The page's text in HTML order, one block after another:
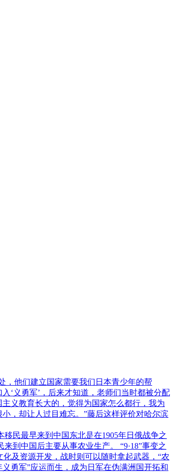
，他们建立国家需要我们日本青少年的帮
‘义勇军’，后来才知道，老师们当时都被分配
义教育长大的，觉得为国家怎么都行，我为
，却让人过目难忘。”藤后这样评价对哈尔滨
民最早来到中国东北是在1905年日俄战争之
到中国后主要从事农业生产。 “9·18”事变之
及资源开发，战时则可以随时拿起武器，“农
勇军”应运而生，成为日军在伪满洲国开拓和